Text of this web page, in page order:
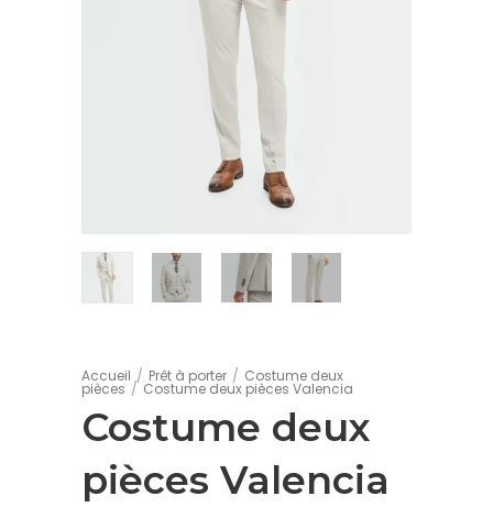
Accueil / Prêt à porter / Costume deux
pièces / Costume deux pièces Valencia
Costume deux
pièces Valencia